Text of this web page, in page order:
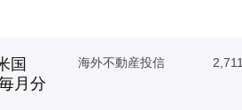
国
月分
海外不動産投信 2,711